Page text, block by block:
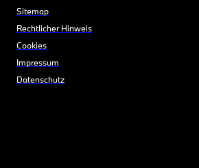
Sitemap
Rechtlicher Hinweis
Cookies
Impressum
Datenschutz